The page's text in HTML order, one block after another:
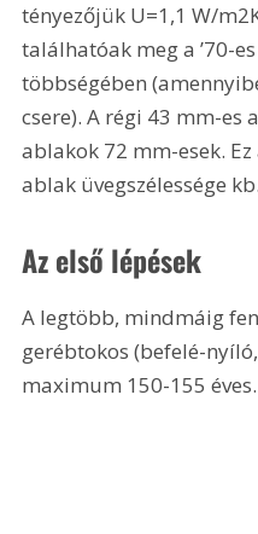
tényezőjük U=1,1 W/
találhatóak meg a ’70-
többségében
csere). A régi 43 mm-
ablakok 72 mm-esek.
ablak üvegszélessége
Az első lépések
A legtöbb, mindmáig
gerébtokos (befelé-
maximum 150-155 éves.